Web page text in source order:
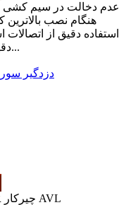
هنگام نصب
استفاده دقیق از اتصالات
دقیق و جلوگیری از مشکلات ناشی از نصب...